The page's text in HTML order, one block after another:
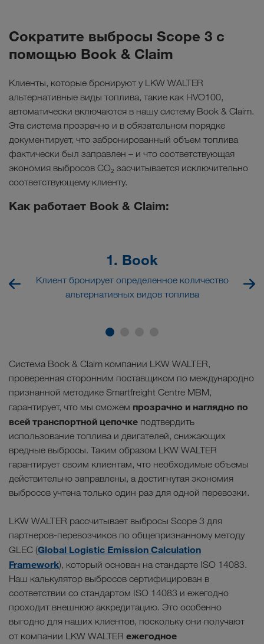
Сократите выбросы Scope 3 с
помощью Book & Claim
Клиенты, которые бронируют у LKW WALTER
альтернативные виды топлива, такие как HVO100,
автоматически включаются в нашу систему Book & Claim.
Эта система прозрачно и в обязательном порядке
документирует, что забронированный объем топлива
фактически был заправлен – и что соответствующая
экономия выбросов CO₂ засчитывается исключительно
соответствующему клиенту.
Как работает Book & Claim:
1. Book
Клиент бронирует определенное количество
альтернативных видов топлива
Система Book & Claim компании LKW WALTER,
проверенная сторонним поставщиком по международно
признанной методике Smartfreight Centre MBM,
гарантирует, что мы сможем прозрачно и наглядно по
всей транспортной цепочке подтвердить
использование топлива и двигателей, снижающих
вредные выбросы. Таким образом LKW WALTER
гарантирует своим клиентам, что необходимые объемы
действительно заправлены, а достигнутая экономия
выбросов учтена только один раз для одной перевозки.
LKW WALTER рассчитывает выбросы Scope 3 для
партнеров-перевозчиков по общепризнанному методу
GLEC (Global Logistic Emission Calculation
Framework), который основан на стандарте ISO 14083.
Наш калькулятор выбросов сертифицирован в
соответствии со стандартом ISO 14083 и ежегодно
проходит внешнюю аккредитацию. Это особенно
выгодно для наших клиентов, поскольку они получают
от компании LKW WALTER ежегодное